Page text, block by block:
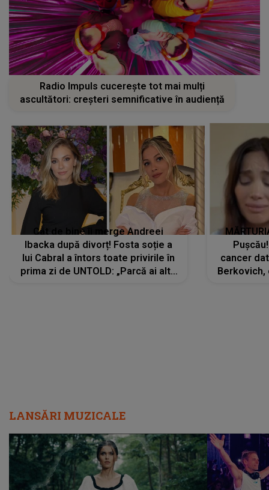
Radio Impuls cucerește tot mai mulți
ascultători: creșteri semnificative în audiență
Cât de bine îi merge Andreei
Ibacka după divorț! Fosta soție a
lui Cabral a întors toate privirile în
prima zi de UNTOLD: „Parcă ai altă
cancer
Berkovich,
LANSĂRI MUZICALE